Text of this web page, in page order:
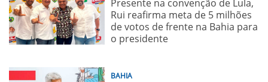
Presente na convenção de Lula,
Rui reafirma meta de 5 milhões
de votos de frente na Bahia para
o presidente
BAHIA